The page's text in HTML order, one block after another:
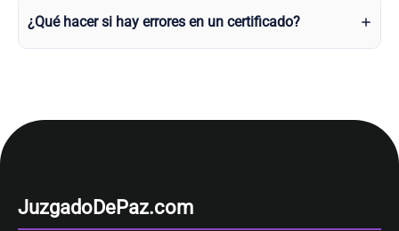
¿Qué hacer si hay errores en un certificado?
JuzgadoDePaz.com